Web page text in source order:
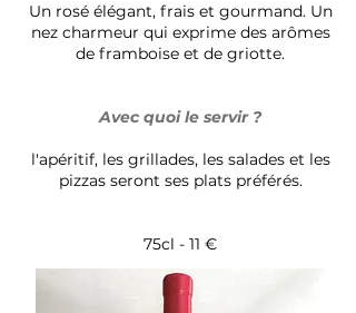
Un rosé élégant, frais et gourmand. Un
nez charmeur qui exprime des arômes
de framboise et de griotte.
Avec quoi le servir ?
l'apéritif, les grillades, les salades et les
pizzas seront ses plats préférés.
75cl - 11 €